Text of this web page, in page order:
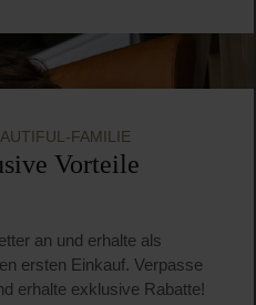
FAMILIE
Vorteile
an und erhalte als
ersten Einkauf. Verpasse
erhalte exklusive Rabatte!